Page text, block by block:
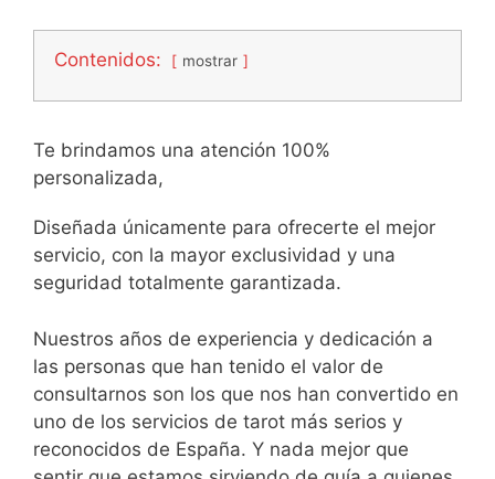
Contenidos: mostrar
Te brindamos una atención 100%
personalizada,
Diseñada únicamente para ofrecerte el mejor
servicio, con la mayor exclusividad y una
seguridad totalmente garantizada.
Nuestros años de experiencia y dedicación a
las personas que han tenido el valor de
consultarnos son los que nos han convertido en
uno de los servicios de tarot más serios y
reconocidos de España. Y nada mejor que